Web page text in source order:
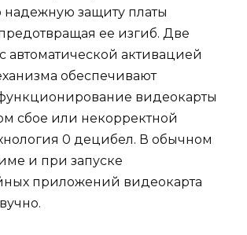
защиту платы
ее изгиб. Две
автоматической активацией
обеспечивают
видеокарты
сбое или некорректной
0 децибел. В обычном
и при запуске
приложений видеокарта